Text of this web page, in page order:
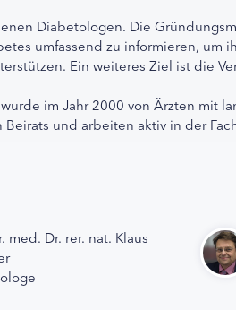
Diabetologen. Die
umfassend zu informieren, um
Ein weiteres Ziel ist die
im Jahr 2000 von Ärzten mit
und arbeiten aktiv in der
med. Dr. rer. nat. Klaus